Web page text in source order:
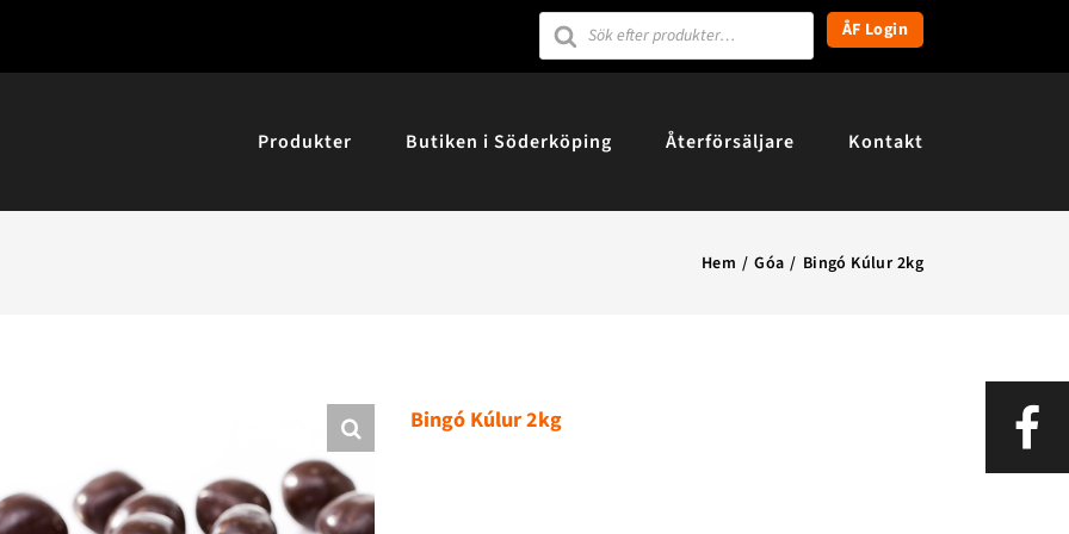
Products
search ÅF Login
Produkter Butiken i Söderköping Återförsäljare Kontakt
Hem Góa Bingó Kúlur 2kg
Bingó Kúlur 2kg